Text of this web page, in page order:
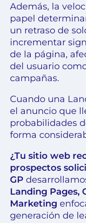
Además, la
papel
un retraso de
incrementar
de la página,
del usuario
campañas.
Cuando una
el anuncio que
probabilidades
forma
¿Tu sitio web
prospectos
GP
Landing Pages,
Marketing
generación de